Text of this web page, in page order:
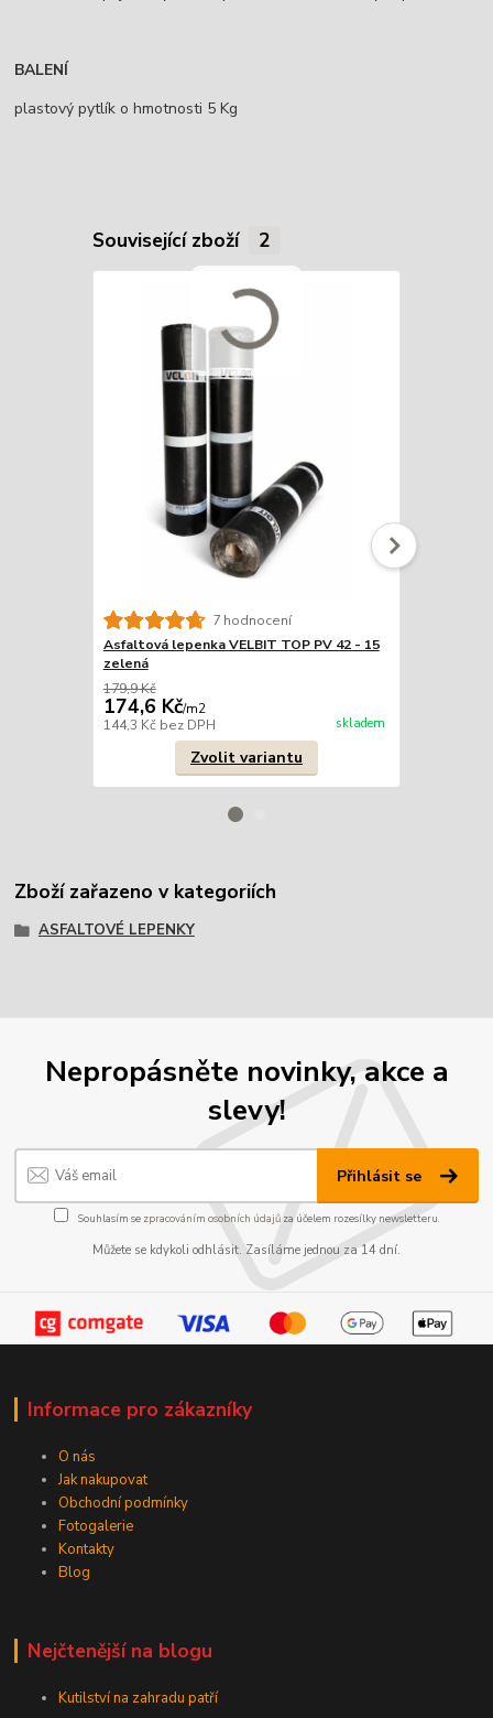
BALENÍ
plastový pytlík o hmotnosti 5 Kg
Související zboží 2
7 hodnocení
Asfaltová lepenka VELBIT TOP PV 42 - 15
zelená
179,9 Kč
174,6 Kč/m2
144,3 Kč bez DPH skladem
Zvolit variantu
Zboží zařazeno v kategoriích
ASFALTOVÉ LEPENKY
Nepropásněte novinky, akce a
slevy!
Přihlásit se
Souhlasím se zpracováním osobních údajůza účelem rozesílky newsletteru.
Můžete se kdykoli odhlásit. Zasíláme jednou za 14 dní.
Informace pro zákazníky
O nás
Jak nakupovat
Obchodní podmínky
Fotogalerie
Kontakty
Blog
Nejčtenější na blogu
Kutilství na zahradu patří